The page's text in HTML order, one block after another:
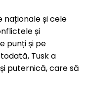
naționale și cele
și
punți și pe
Tusk a
puternică, care să